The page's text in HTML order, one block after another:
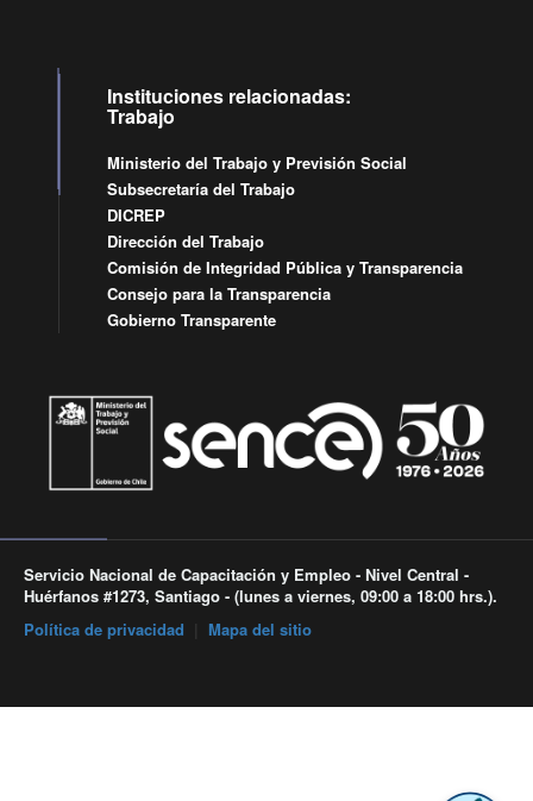
Instituciones relacionadas:
Trabajo
Ministerio del Trabajo y Previsión Social
Subsecretaría del Trabajo
DICREP
Dirección del Trabajo
Comisión de Integridad Pública y Transparencia
Consejo para la Transparencia
Gobierno Transparente
Servicio Nacional de Capacitación y Empleo - Nivel Central -
Huérfanos #1273, Santiago - (lunes a viernes, 09:00 a 18:00 hrs.).
Política de privacidad
Mapa del sitio